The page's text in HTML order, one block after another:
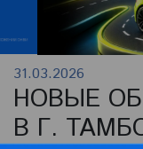
31.03.2026
НОВЫЕ
В Г.